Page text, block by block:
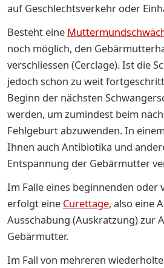
auf Geschlechtsverkehr oder
Besteht eine
noch möglich, den
verschliessen (Cerclage). Ist die
jedoch schon zu weit
Beginn der nächsten
werden, um zumindest beim
Fehlgeburt abzuwenden. In
Ihnen auch Antibiotika und
Entspannung der Gebärmutter
Im Falle eines beginnenden oder
erfolgt eine Curettage, also eine
Ausschabung (Auskratzung) zur
Gebärmutter.
Im Fall von mehreren